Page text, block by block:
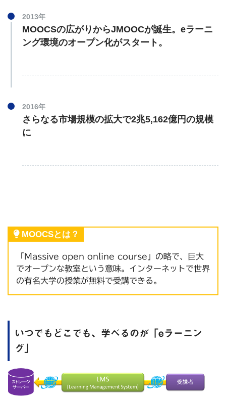
2013年
MOOCSの広がりからJMOOCが誕生。eラーニ
ング環境のオープン化がスタート。
2016年
さらなる市場規模の拡大で2兆5,162億円の規模
に
MOOCSとは？
「Massive open online course」の略で、巨大
でオープンな教室という意味。インターネットで世界
の有名大学の授業が無料で受講できる。
いつでもどこでも、学べるのが「eラーニン
グ」